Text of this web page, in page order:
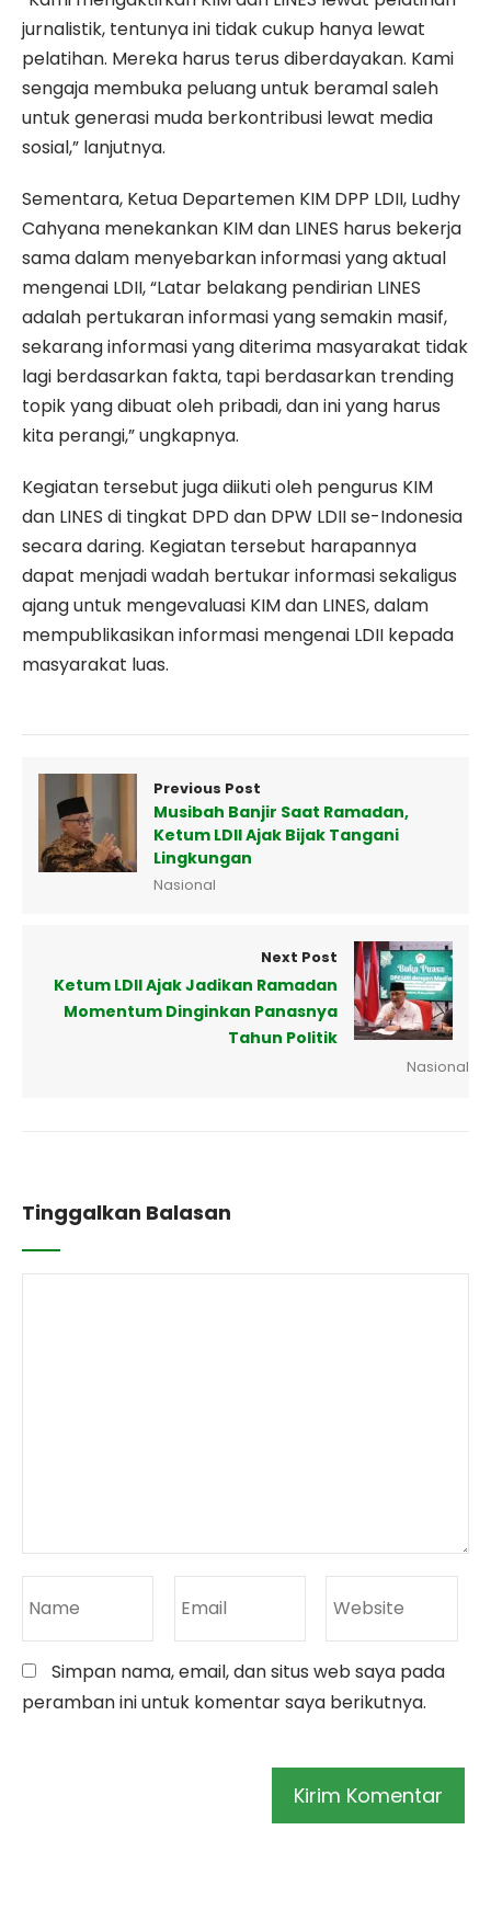
jurnalistik, tentunya ini tidak cukup hanya lewat
pelatihan. Mereka harus terus diberdayakan. Kami
sengaja membuka peluang untuk beramal saleh
untuk generasi muda berkontribusi lewat media
sosial,” lanjutnya.
Sementara, Ketua Departemen KIM DPP LDII, Ludhy
Cahyana menekankan KIM dan LINES harus bekerja
sama dalam menyebarkan informasi yang aktual
mengenai LDII, “Latar belakang pendirian LINES
adalah pertukaran informasi yang semakin masif,
sekarang informasi yang diterima masyarakat tidak
lagi berdasarkan fakta, tapi berdasarkan trending
topik yang dibuat oleh pribadi, dan ini yang harus
kita perangi,” ungkapnya.
Kegiatan tersebut juga diikuti oleh pengurus KIM
dan LINES di tingkat DPD dan DPW LDII se-Indonesia
secara daring. Kegiatan tersebut harapannya
dapat menjadi wadah bertukar informasi sekaligus
ajang untuk mengevaluasi KIM dan LINES, dalam
mempublikasikan informasi mengenai LDII kepada
masyarakat luas.
Previous Post
Musibah Banjir Saat Ramadan,
Ketum LDII Ajak Bijak Tangani
Lingkungan
Nasional
Next Post
Ketum LDII Ajak Jadikan Ramadan
Momentum Dinginkan Panasnya
Tahun Politik
Nasional
Tinggalkan Balasan
Simpan nama, email, dan situs web saya pada
peramban ini untuk komentar saya berikutnya.